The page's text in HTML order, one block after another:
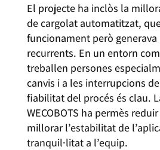
El projecte ha inclòs la
de cargolat automatitzat,
funcionament però generava
recurrents. En un entorn
treballen persones
canvis i a les interrupcions
fiabilitat del procés és clau.
WECOBOTS ha permès
millorar l’estabilitat de
tranquil·litat a l’equip.